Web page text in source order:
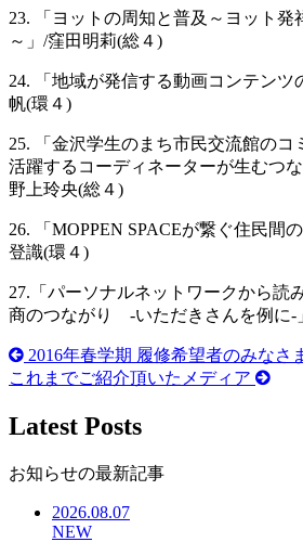
23. 「ヨットの周知と普及～ヨット発
～」/窪田明莉(総４)
24. 「地域が発信する動画コンテンツ
帆(環４)
25. 「金沢学生のまち市民交流館のコ
活躍するコーディネーターが生むつ
野上玲央(総４)
26. 「MOPPEN SPACEが繋ぐ住民間
登識(環４)
27.「パーソナルネットワークから読
商のつながり -いただきさんを例に-
2016年春学期 履修希望者のみなさ
これまでご紹介頂いたメディア
Latest Posts
お知らせの最新記事
2026.08.07
NEW